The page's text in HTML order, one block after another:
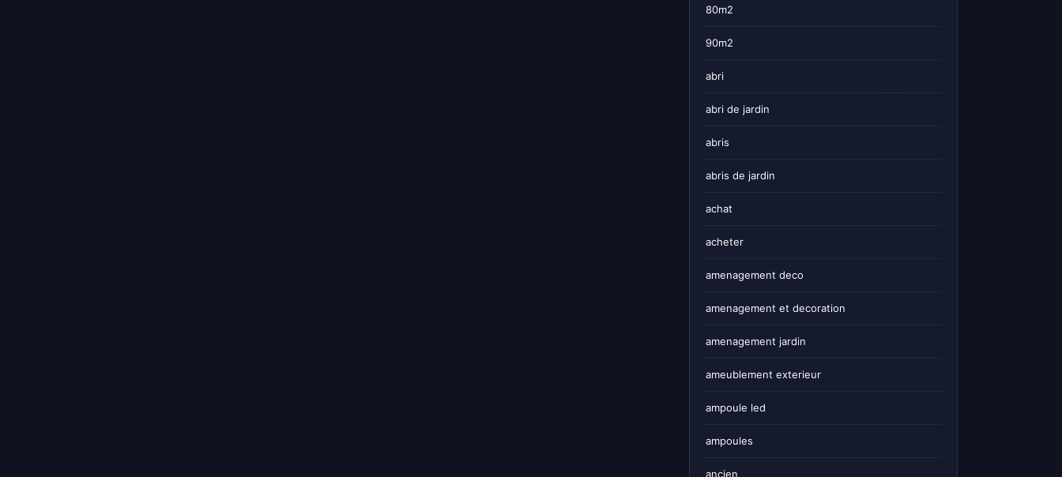
80m2
90m2
abri
abri de jardin
abris
abris de jardin
achat
acheter
amenagement deco
amenagement et decoration
amenagement jardin
ameublement exterieur
ampoule led
ampoules
ancien